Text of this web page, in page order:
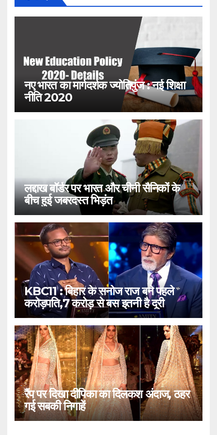
नए भारत का मार्गदर्शक ज्योतिपुंज : नई शिक्षा
नीति 2020
लद्दाख बॉर्डर पर भारत और चीनी सैनिकों के
बीच हुई जबरदस्त भिड़ंत
KBC11 : बिहार के सनोज राज बने पहले
करोड़पति,7 करोड़ से बस इतनी है दूरी
रैंप पर दिखा दीपिका का दिलकश अंदाज, ठहर
गई सबकी निगाहें